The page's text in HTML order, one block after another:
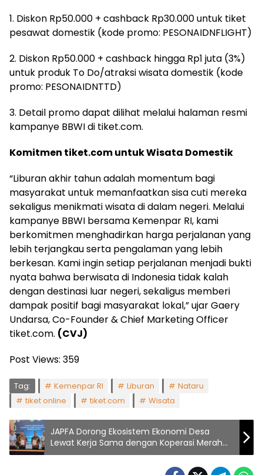
1. Diskon Rp50.000 + cashback Rp30.000 untuk tiket
pesawat domestik (kode promo: PESONAIDNFLIGHT)
2. Diskon Rp50.000 + cashback hingga Rp1 juta (3%)
untuk produk To Do/atraksi wisata domestik (kode
promo: PESONAIDNTTD)
3. Detail promo dapat dilihat melalui halaman resmi
kampanye BBWI di tiket.com.
Komitmen tiket.com untuk Wisata Domestik
“Liburan akhir tahun adalah momentum bagi
masyarakat untuk memanfaatkan sisa cuti mereka
sekaligus menikmati wisata di dalam negeri. Melalui
kampanye BBWI bersama Kemenpar RI, kami
berkomitmen menghadirkan harga perjalanan yang
lebih terjangkau serta pengalaman yang lebih
berkesan. Kami ingin setiap perjalanan menjadi bukti
nyata bahwa berwisata di Indonesia tidak kalah
dengan destinasi luar negeri, sekaligus memberi
dampak positif bagi masyarakat lokal,” ujar Gaery
Undarsa, Co-Founder & Chief Marketing Officer
tiket.com. (CVJ)
Post Views: 359
Tag: Kemenpar RI Liburan
Nataru
tiket online
tiket.com Wisata
JAPFA Dorong Ekosistem Ekonomi Desa
Lewat Kerja Sama dengan Koperasi Merah
Putih